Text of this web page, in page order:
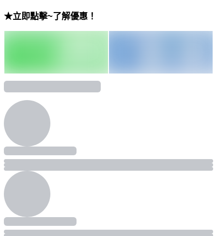
★立即點擊~了解優惠！